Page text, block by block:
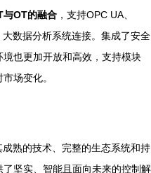
与OT的融合 ，支持OPC UA、
数据分析系统连接。集成了安全
也更加开放和高效，支持模块
场变化。
熟的技术、完整的生态系统和持
坚实、智能且面向未来的控制解